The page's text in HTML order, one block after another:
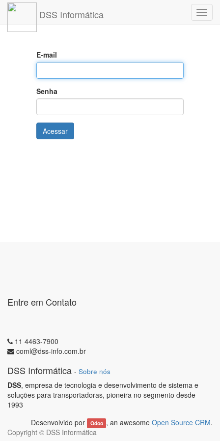
DSS Informática
E-mail
Senha
Acessar
Entre em Contato
11 4463-7900
coml@dss-info.com.br
DSS Informática - Sobre nós
DSS, empresa de tecnologia e desenvolvimento de sistema e
soluções para transportadoras, pioneira no segmento desde
1993
Desenvolvido por Odoo , an awesome Open Source CRM.
Copyright © DSS Informática